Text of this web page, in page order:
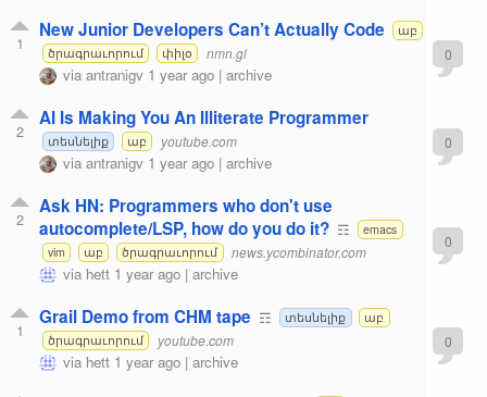
1
New Junior Developers Can’t Actually Code
աբ
ծրագրաւորում
փիլօ nmn.gl
via antranigv 1 year ago | archive
0
2
AI Is Making You An Illiterate Programmer
տեսնելիք աբ youtube.com
via antranigv 1 year ago | archive
0
2
Ask HN: Programmers who don't use
autocomplete/LSP, how do you do it? ☶
emacs
vim
աբ ծրագրաւորում news.ycombinator.com
via hett 1 year ago | archive
0
1
Grail Demo from CHM tape ☶ տեսնելիք
աբ
ծրագրաւորում
youtube.com
via hett 1 year ago | archive
0